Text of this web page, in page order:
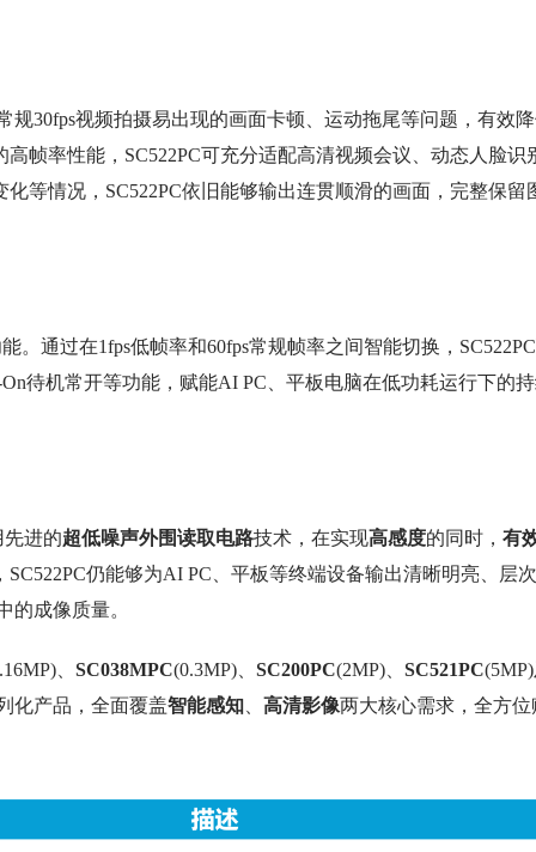
规30fps视频拍摄易出现的画面卡顿、运动拖尾等问题，有效
高帧率性能，SC522PC可充分适配高清视频会议、动态人脸识
等情况，SC522PC依旧能够输出连贯顺滑的画面，完整保留
。通过在1fps低帧率和60fps常规帧率之间智能切换，
待机常开等功能，赋能AI PC、平板电脑在低功耗运行下的
进的超低噪声外围读取电路技术，在实现高感度的同时， 有
仍能够为AI PC、平板等终端设备输出清晰明亮、层
的成像质量。
、 SC038MPC(0.3MP)、 SC200PC(2MP)、 SC521PC(5MP)
化产品，全面覆盖智能感知 高清影像两大核心需求，全方位